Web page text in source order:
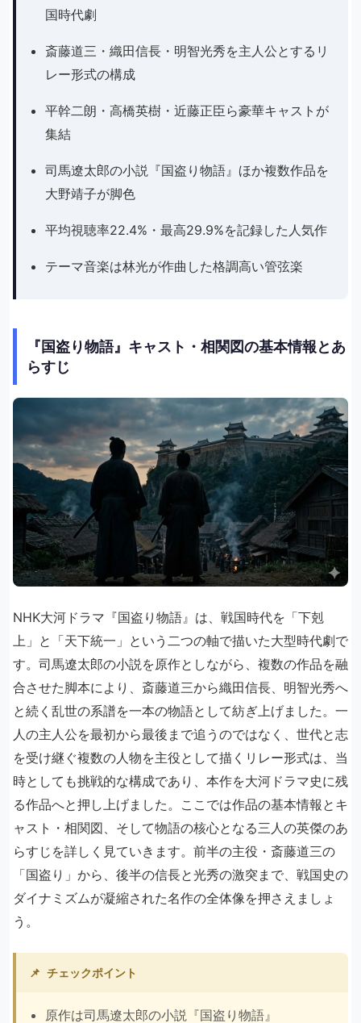
国時代劇
斎藤道三・織田信長・明智光秀を主人公とするリ
レー形式の構成
平幹二朗・高橋英樹・近藤正臣ら豪華キャストが
集結
司馬遼太郎の小説『国盗り物語』ほか複数作品を
大野靖子が脚色
平均視聴率22.4%・最高29.9%を記録した人気作
テーマ音楽は林光が作曲した格調高い管弦楽
『国盗り物語』キャスト・相関図の基本情報とあ
らすじ
NHK大河ドラマ『国盗り物語』は、戦国時代を「下剋
上」と「天下統一」という二つの軸で描いた大型時代劇で
す。司馬遼太郎の小説を原作としながら、複数の作品を融
合させた脚本により、斎藤道三から織田信長、明智光秀へ
と続く乱世の系譜を一本の物語として紡ぎ上げました。一
人の主人公を最初から最後まで追うのではなく、世代と志
を受け継ぐ複数の人物を主役として描くリレー形式は、当
時としても挑戦的な構成であり、本作を大河ドラマ史に残
る作品へと押し上げました。ここでは作品の基本情報とキ
ャスト・相関図、そして物語の核心となる三人の英傑のあ
らすじを詳しく見ていきます。前半の主役・斎藤道三の
「国盗り」から、後半の信長と光秀の激突まで、戦国史の
ダイナミズムが凝縮された名作の全体像を押さえましょ
う。
📌 チェックポイント
原作は司馬遼太郎の小説『国盗り物語』